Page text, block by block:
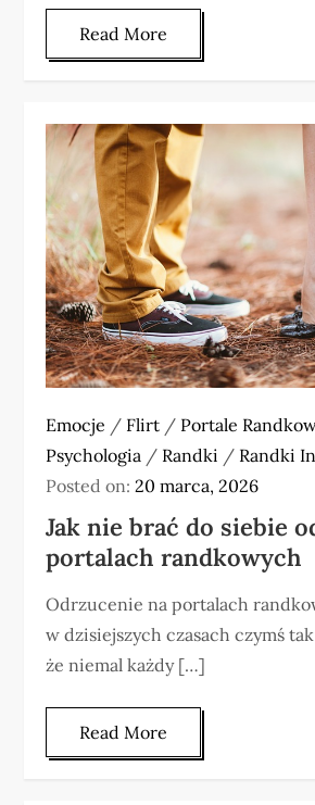
Read More
Emocje / Flirt / Portale
Psychologia / Randki / Randki
Posted on:20 marca, 2026
Jak nie brać do siebie
portalach randkowych
Odrzucenie na portalach
w dzisiejszych czasach czymś
że niemal każdy […]
Read More